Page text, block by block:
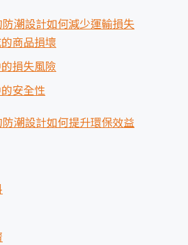
潮設計如何減少運輸損失
商品損壞
損失風險
安全性
潮設計如何提升環保效益